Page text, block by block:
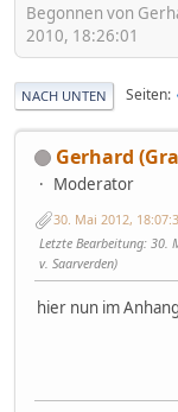
Begonnen von
2010, 18:26:01
NACH UNTEN Seiten
Gerhard
Moderator
30. Mai 2012,
Letzte Bearbeitung: 30.
v. Saarverden)
hier nun im